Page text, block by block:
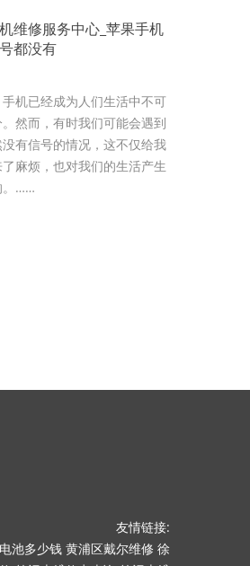
维修服务中心_苹果手机
都没有
机已经成为人们生活中不可
然而，有时我们可能会遇到
有信号的情况，这不仅给我
麻烦，也对我们的生活产生
。……
友情链接:
池多少钱 黄浦区戴尔维修 徐